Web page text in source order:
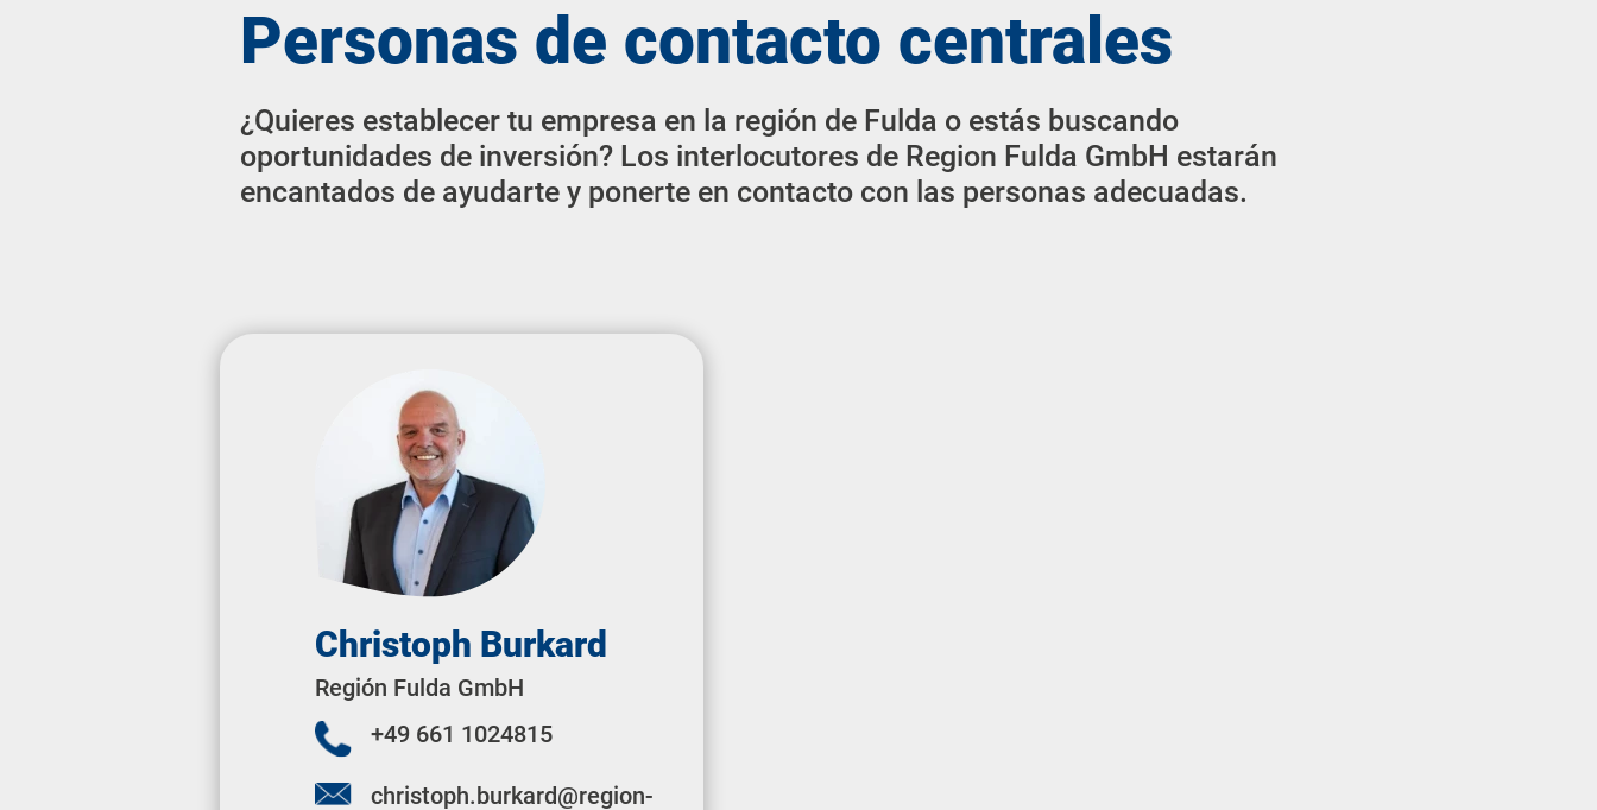
Personas de contacto centrales
¿Quieres establecer tu empresa en la región de Fulda o estás buscando
oportunidades de inversión? Los interlocutores de Region Fulda GmbH estarán
encantados de ayudarte y ponerte en contacto con las personas adecuadas.
Christoph Burkard
Región Fulda GmbH
+49 661 1024815
christoph.burkard@region-